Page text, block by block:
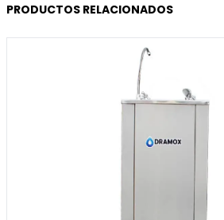
PRODUCTOS RELACIONADOS